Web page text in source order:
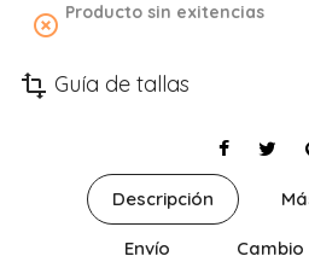
highlight_off Producto sin exitencias
transform Guía de tallas
Descripción
Envío